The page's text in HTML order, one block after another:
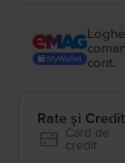
cont.
Rate și
Card de
credit